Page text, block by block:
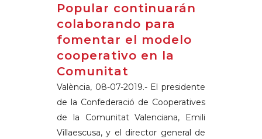
Popular continuarán
colaborando para
fomentar el modelo
cooperativo en la
Comunitat
València, 08-07-2019.- El presidente
de la Confederació de Cooperatives
de la Comunitat Valenciana, Emili
Villaescusa, y el director general de